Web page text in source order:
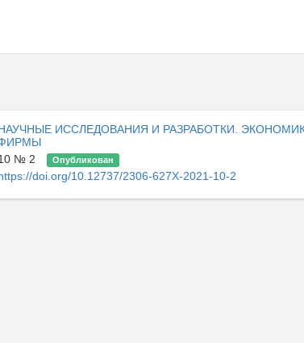
ИССЛЕДОВАНИЯ И РАЗРАБОТКИ.
№ 2 Опубликован
doi.org/10.12737/2306-627X-2021-10-2